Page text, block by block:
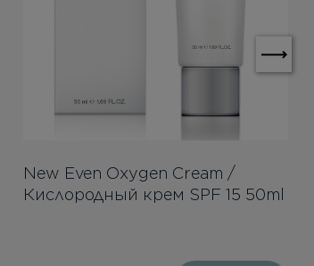
New Even Oxygen Cream /
Кислородный крем SPF 15 50ml